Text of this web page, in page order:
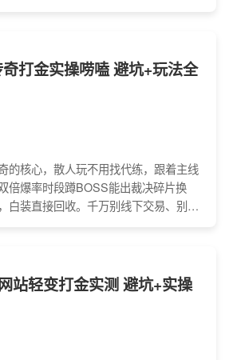
打金实操唠嗑 避坑+玩法全
的核心，散人玩不用找代练，跟着主线
倍爆率时段蹲BOSS能出裁决碎片换
白装直接回收。千万别线下交易、别碰
站轻变打金实测 避坑+实操